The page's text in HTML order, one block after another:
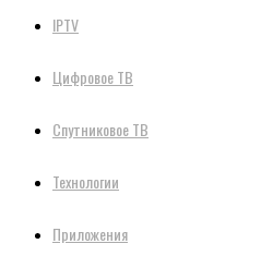
IPTV
Цифровое ТВ
Спутниковое ТВ
Технологии
Приложения